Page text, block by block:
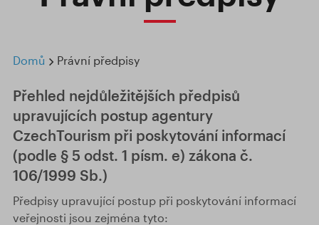
Domů Právní předpisy
Přehled nejdůležitějších předpisů
upravujících postup agentury
CzechTourism při poskytování informací
(podle § 5 odst. 1 písm. e) zákona č.
106/1999 Sb.)
Předpisy upravující postup při poskytování informací
veřejnosti jsou zejména tyto: